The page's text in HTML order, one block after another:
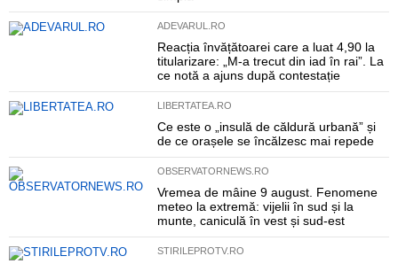
ADEVARUL.RO
Reacția învățătoarei care a luat 4,90 la
titularizare: „M-a trecut din iad în rai”. La
ce notă a ajuns după contestație
LIBERTATEA.RO
Ce este o „insulă de căldură urbană” și
de ce orașele se încălzesc mai repede
OBSERVATORNEWS.RO
Vremea de mâine 9 august. Fenomene
meteo la extremă: vijelii în sud și la
munte, caniculă în vest și sud-est
STIRILEPROTV.RO